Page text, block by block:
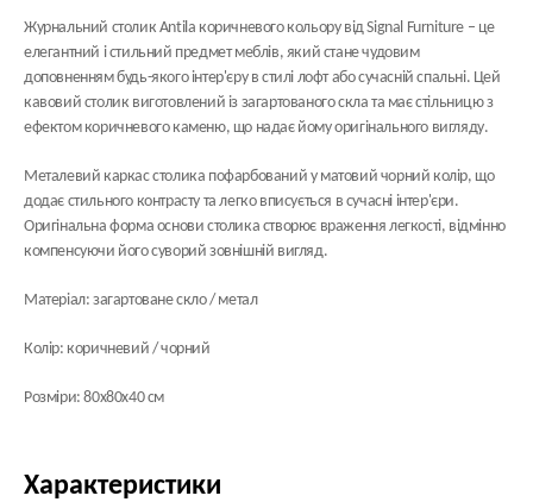
Журнальний столик Antila коричневого кольору від Signal Furniture – це
елегантний і стильний предмет меблів, який стане чудовим
доповненням будь-якого інтер'єру в стилі лофт або сучасній спальні. Цей
кавовий столик виготовлений із загартованого скла та має стільницю з
ефектом коричневого каменю, що надає йому оригінального вигляду.
Металевий каркас столика пофарбований у матовий чорний колір, що
додає стильного контрасту та легко вписується в сучасні інтер'єри.
Оригінальна форма основи столика створює враження легкості, відмінно
компенсуючи його суворий зовнішній вигляд.
Матеріал: загартоване скло / метал
Колір: коричневий / чорний
Розміри: 80х80х40 см
Характеристики